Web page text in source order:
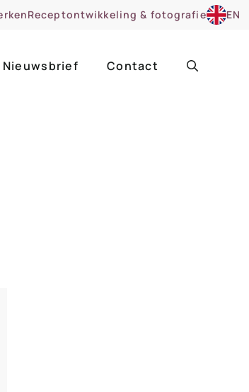
Receptontwikkeling & fotografie EN
Nieuwsbrief Contact